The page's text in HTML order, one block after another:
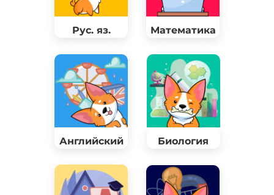
Рус. яз. Математика
Английский Биология